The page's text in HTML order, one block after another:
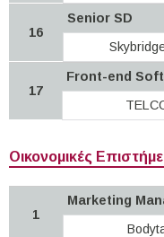
16
Senior SD
17
Front-end
Οικονομικές
1
Marketing